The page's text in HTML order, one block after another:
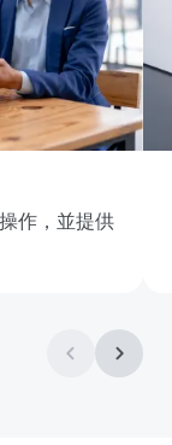
作，並提供